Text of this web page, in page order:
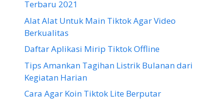
Terbaru 2021
Alat Alat Untuk Main Tiktok Agar Video
Berkualitas
Daftar Aplikasi Mirip Tiktok Offline
Tips Amankan Tagihan Listrik Bulanan dari
Kegiatan Harian
Cara Agar Koin Tiktok Lite Berputar